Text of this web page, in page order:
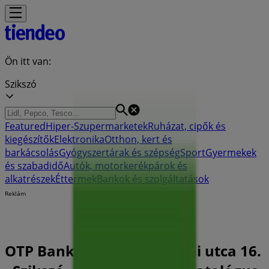
Ön itt van:
Szikszó
FeaturedHiper-SzupermarketekRuházat, cipők és
kiegészítőkElektronikaOtthon, kert és
barkácsolásGyógyszertárak és szépségSportGyermekek
és szabadidőAutók, motorkerékpárok és
alkatrészekÉttermekBankok és szolgáltatások
Reklám
OTP Bank Bankfiók| Kassai utca 16.